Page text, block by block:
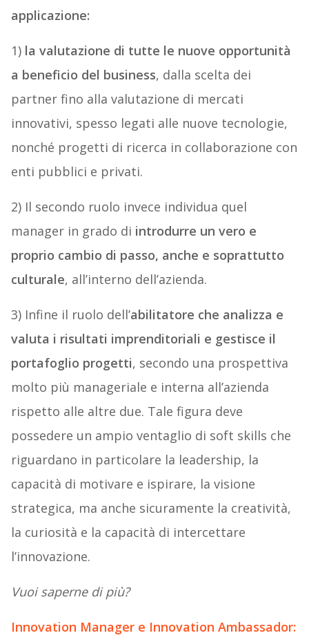
applicazione:
1) la valutazione di tutte le nuove opportunità
a beneficio del business, dalla scelta dei
partner fino alla valutazione di mercati
innovativi, spesso legati alle nuove tecnologie,
nonché progetti di ricerca in collaborazione con
enti pubblici e privati.
2) Il secondo ruolo invece individua quel
manager in grado di introdurre un vero e
proprio cambio di passo, anche e soprattutto
culturale, all’interno dell’azienda.
3) Infine il ruolo dell’abilitatore che analizza e
valuta i risultati imprenditoriali e gestisce il
portafoglio progetti, secondo una prospettiva
molto più manageriale e interna all’azienda
rispetto alle altre due. Tale figura deve
possedere un ampio ventaglio di soft skills che
riguardano in particolare la leadership, la
capacità di motivare e ispirare, la visione
strategica, ma anche sicuramente la creatività,
la curiosità e la capacità di intercettare
l’innovazione.
Vuoi saperne di più?
Innovation Manager e Innovation Ambassador: